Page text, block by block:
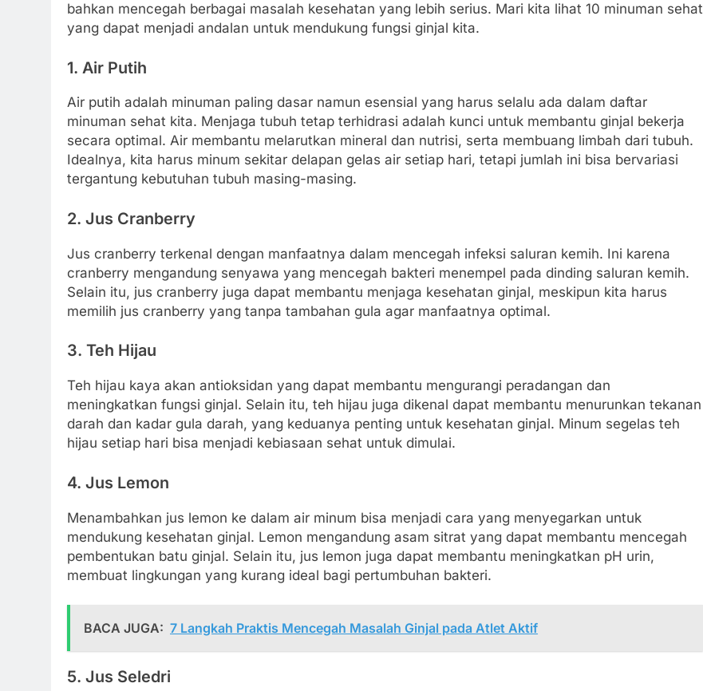
bahkan mencegah berbagai masalah kesehatan yang lebih serius. Mari kita lihat 10 minuman sehat
yang dapat menjadi andalan untuk mendukung fungsi ginjal kita.
1. Air Putih
Air putih adalah minuman paling dasar namun esensial yang harus selalu ada dalam daftar
minuman sehat kita. Menjaga tubuh tetap terhidrasi adalah kunci untuk membantu ginjal bekerja
secara optimal. Air membantu melarutkan mineral dan nutrisi, serta membuang limbah dari tubuh.
Idealnya, kita harus minum sekitar delapan gelas air setiap hari, tetapi jumlah ini bisa bervariasi
tergantung kebutuhan tubuh masing-masing.
2. Jus Cranberry
Jus cranberry terkenal dengan manfaatnya dalam mencegah infeksi saluran kemih. Ini karena
cranberry mengandung senyawa yang mencegah bakteri menempel pada dinding saluran kemih.
Selain itu, jus cranberry juga dapat membantu menjaga kesehatan ginjal, meskipun kita harus
memilih jus cranberry yang tanpa tambahan gula agar manfaatnya optimal.
3. Teh Hijau
Teh hijau kaya akan antioksidan yang dapat membantu mengurangi peradangan dan
meningkatkan fungsi ginjal. Selain itu, teh hijau juga dikenal dapat membantu menurunkan tekanan
darah dan kadar gula darah, yang keduanya penting untuk kesehatan ginjal. Minum segelas teh
hijau setiap hari bisa menjadi kebiasaan sehat untuk dimulai.
4. Jus Lemon
Menambahkan jus lemon ke dalam air minum bisa menjadi cara yang menyegarkan untuk
mendukung kesehatan ginjal. Lemon mengandung asam sitrat yang dapat membantu mencegah
pembentukan batu ginjal. Selain itu, jus lemon juga dapat membantu meningkatkan pH urin,
membuat lingkungan yang kurang ideal bagi pertumbuhan bakteri.
BACA JUGA: 7 Langkah Praktis Mencegah Masalah Ginjal pada Atlet Aktif
5. Jus Seledri